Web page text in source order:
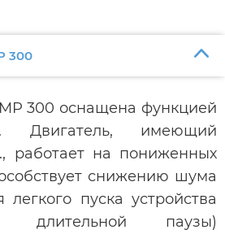
300
300 оснащена функцией
Двигатель, имеющий
работает на пониженных
снижению шума
пуска устройства
длительной паузы)